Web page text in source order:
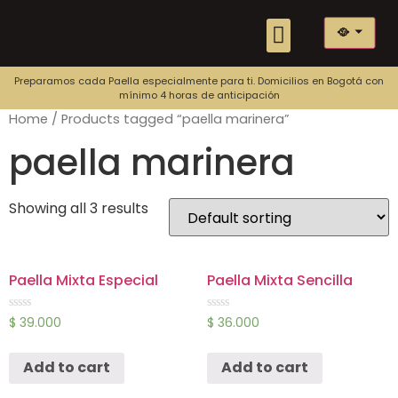
🥘
Preparamos cada Paella especialmente para ti. Domicilios en Bogotá con
mínimo 4 horas de anticipación
Home / Products tagged “paella marinera”
paella marinera
Showing all 3 results
Paella Mixta Especial
Rated
0
$ 39.000
Add to cart
Paella Mixta Sencilla
Rated
0
$ 36.000
Add to cart